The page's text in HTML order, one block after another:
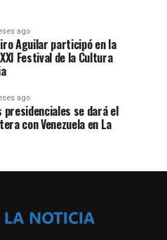
ago
Aguilar participó en la
Festival de la Cultura
ago
presidenciales se dará el
con Venezuela en La